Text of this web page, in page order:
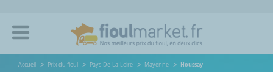
Accueil Prix du fioul Pays-De-La-Loire Mayenne Houssay